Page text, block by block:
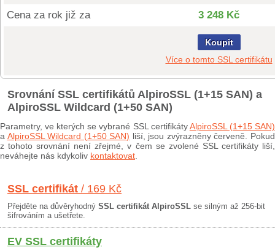
Cena za rok již za 3 248 Kč
Koupit
Více o tomto SSL certifikátu
Srovnání SSL certifikátů AlpiroSSL (1+15 SAN) a
AlpiroSSL Wildcard (1+50 SAN)
Parametry, ve kterých se vybrané SSL certifikátyAlpiroSSL (1+15 SAN)
a AlpiroSSL Wildcard (1+50 SAN) liší, jsou zvýrazněny červeně. Pokud
z tohoto srovnání není zřejmé, v čem se zvolené SSL certifikáty liší,
neváhejte nás kdykoliv kontaktovat
SSL certifikát / 169 Kč
Přejděte na důvěryhodný SSL certifikát AlpiroSSL se silným až 256-bit
šifrováním a ušetřete.
EV SSL certifikáty